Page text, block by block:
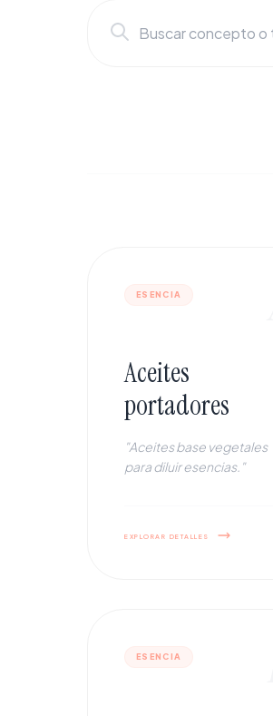
ESENCIA
Aceites
portadores
"Aceites base vegetales
para diluir esencias."
explorar detalles
ESENCIA